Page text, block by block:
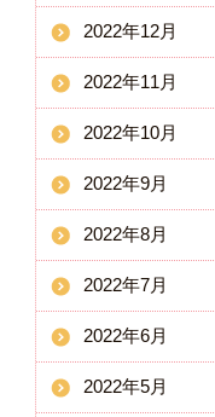
2022年12月
2022年11月
2022年10月
2022年9月
2022年8月
2022年7月
2022年6月
2022年5月